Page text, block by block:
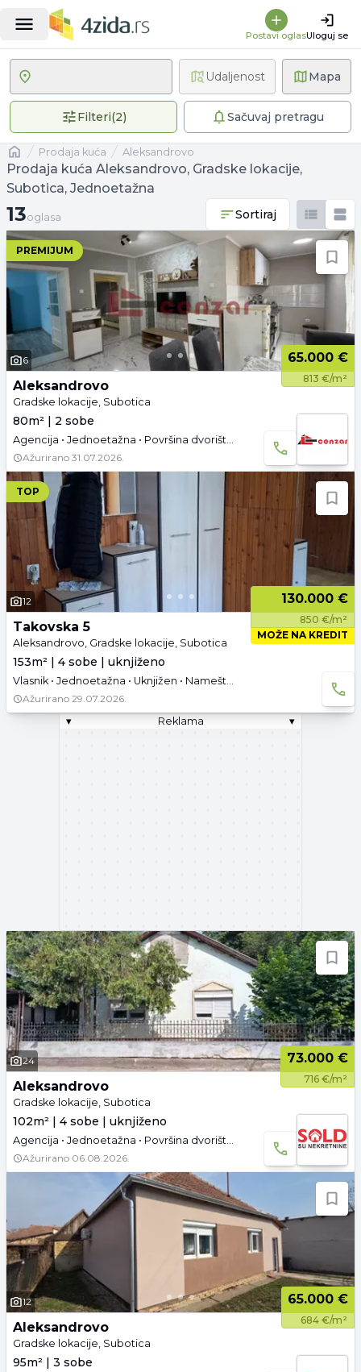
Postavi oglasUloguj se
Mapa
Filteri(2)2 primenjena filteraSačuvaj pretragu
Udaljenost
Naslovnaprodaja kuća Aleksandrovo
Prodaja kuća Aleksandrovo, Gradske lokacije,
Subotica, Jednoetažna
13 oglasa
13oglasa Sortiraj
PREMIJUM
6 65.000 €
813 €/m²
Aleksandrovo
Gradske lokacije, Subotica
80m² | 2 sobe
Agencija • Jednoetažna • Površina dvorišta: 3.67 a •
Ažurirano 31.07.2026.
TOP
12 130.000 €
850 €/m²
MOŽE NA KREDIT
Takovska 5
Aleksandrovo, Gradske lokacije, Subotica
153m² | 4 sobe | uknjiženo
Vlasnik • Jednoetažna • Uknjižen • Namešteno • Podrum • Tavan • Garaža
Ažurirano 29.07.2026.
▾
Reklama ▾
24 73.000 €
716 €/m²
Aleksandrovo
Gradske lokacije, Subotica
102m² | 4 sobe | uknjiženo
Agencija • Jednoetažna • Površina dvorišta: 5.11 a • Uknjižen • Parking
Ažurirano 06.08.2026.
12 65.000 €
684 €/m²
Aleksandrovo
Gradske lokacije, Subotica
95m² | 3 sobe